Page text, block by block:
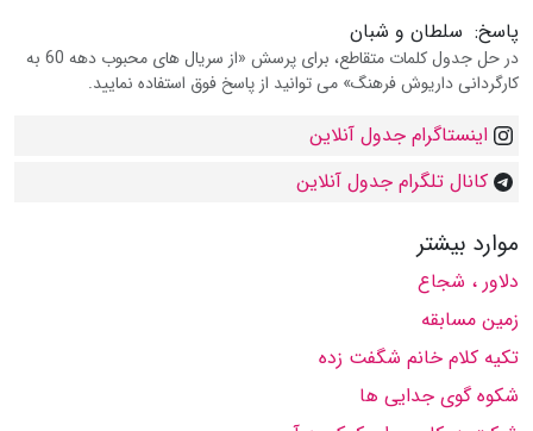
پاسخ: سلطان و شبان
در حل جدول کلمات متقاطع، برای پرسش «از سریال های محبوب دهه 60 به
كارگردانی داریوش فرهنگ» می توانید از پاسخ فوق استفاده نمایید.
اینستاگرام جدول آنلاین
کانال تلگرام جدول آنلاین
موارد بیشتر
دلاور ، شجاع
زمین مسابقه
تکیه کلام خانم شگفت زده
شکوه گوی جدایی ها